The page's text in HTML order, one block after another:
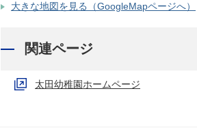
大きな地図を見る（GoogleMapページへ）
関連ページ
太田幼稚園ホームページ